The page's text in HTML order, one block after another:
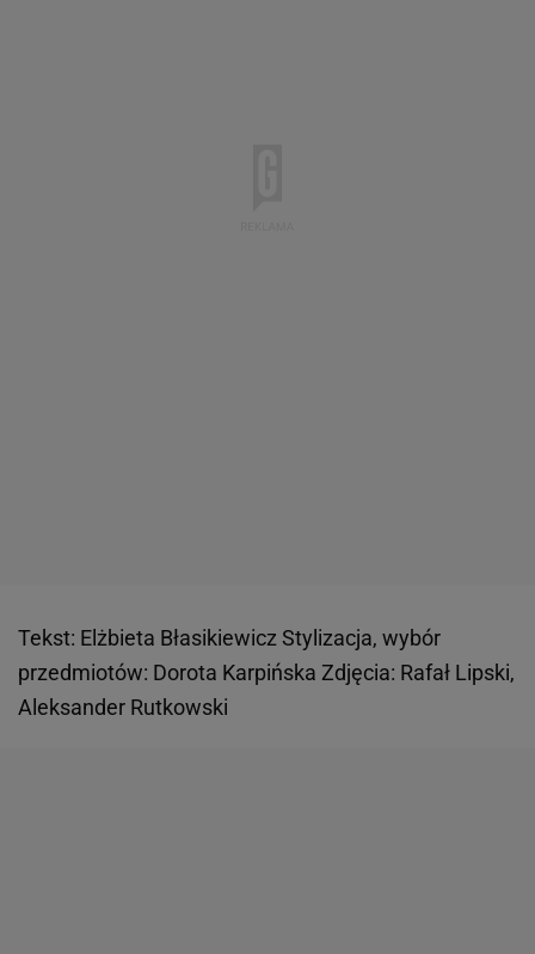
Tekst: Elżbieta Błasikiewicz Stylizacja, wybór
przedmiotów: Dorota Karpińska Zdjęcia: Rafał Lipski,
Aleksander Rutkowski